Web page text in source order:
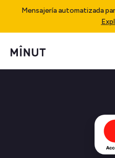
Mensajería automatizada